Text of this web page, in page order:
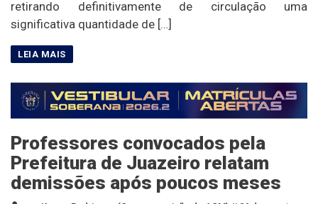
retirando definitivamente de circulação uma
significativa quantidade de […]
Professores convocados pela
Prefeitura de Juazeiro relatam
demissões após poucos meses